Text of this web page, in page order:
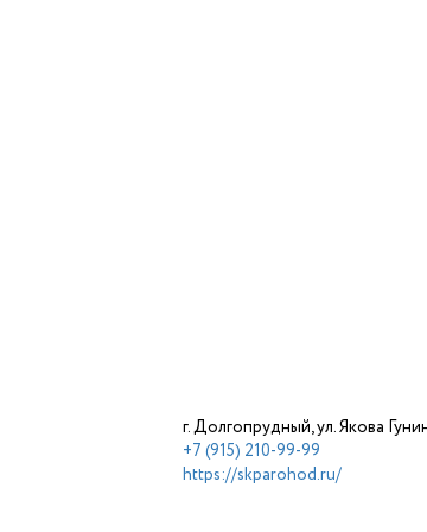
г. Долгопрудный, ул. Якова
+7 (915) 210-99-99
https://skparohod.ru/